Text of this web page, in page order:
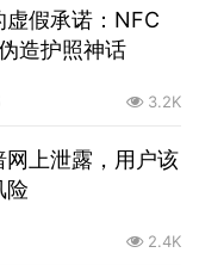
虚假承诺：NFC
造护照神话
3.2K
网上泄露，用户该
险
2.4K